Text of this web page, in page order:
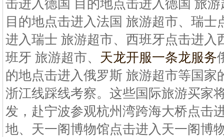
击进入德国 目的地点击进入德国 旅
目的地点击进入法国 旅游超市、瑞
进入瑞士 旅游超市、西班牙点击进入
班牙 旅游超市、 天龙开服一条龙服务
的地点击进入俄罗斯 旅游超市等国家
浙江线踩线考察。这些国际旅游买家
发，赴宁波参观杭州湾跨海大桥点击
地、天一阁博物馆点击进入天一阁博